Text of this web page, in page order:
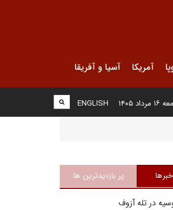
آمریکا آسیا و آفریقا
ENGLISH ۱۴۰۵
پر بازدیدترین ها
در تله آزوف